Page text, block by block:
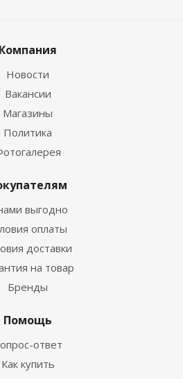
Компания
Новости
Вакансии
Магазины
Политика
выгодно
оплаты
доставки
на товар
Бренды
Помощь
ответ
Как купить